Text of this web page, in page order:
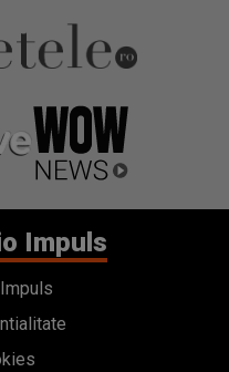
Impuls